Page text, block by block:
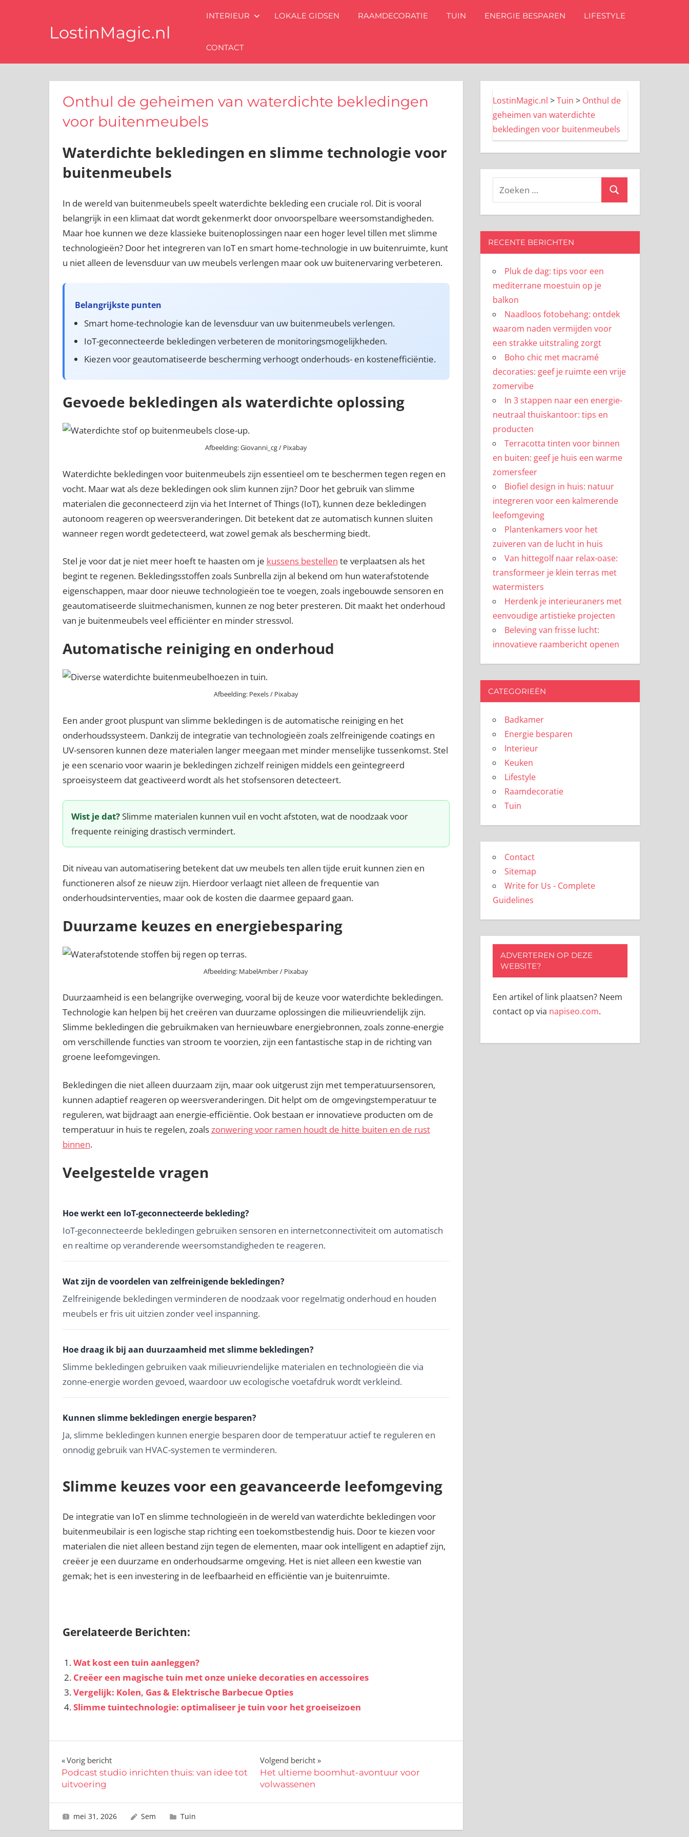
LostinMagic.nl
voor
interieur
beste
interieurstyling
INTERIEUR LOKALE GIDSEN RAAMDECORATIE TUIN ENERGIE BESPAREN LIFESTYLE
CONTACT
Onthul de geheimen van waterdichte bekledingen
voor buitenmeubels
Waterdichte bekledingen en slimme technologie voor
buitenmeubels
In de wereld van buitenmeubels speelt waterdichte bekleding een cruciale rol. Dit is vooral
belangrijk in een klimaat dat wordt gekenmerkt door onvoorspelbare weersomstandigheden.
Maar hoe kunnen we deze klassieke buitenoplossingen naar een hoger level tillen met slimme
technologieën? Door het integreren van IoT en smart home-technologie in uw buitenruimte, kunt
u niet alleen de levensduur van uw meubels verlengen maar ook uw buitenervaring verbeteren.
Belangrijkste punten
Smart home-technologie kan de levensduur van uw buitenmeubels verlengen.
IoT-geconnecteerde bekledingen verbeteren de monitoringsmogelijkheden.
Kiezen voor geautomatiseerde bescherming verhoogt onderhouds- en kostenefficiëntie.
Gevoede bekledingen als waterdichte oplossing
Afbeelding: Giovanni_cg / Pixabay
Waterdichte bekledingen voor buitenmeubels zijn essentieel om te beschermen tegen regen en
vocht. Maar wat als deze bekledingen ook slim kunnen zijn? Door het gebruik van slimme
materialen die geconnecteerd zijn via het Internet of Things (IoT), kunnen deze bekledingen
autonoom reageren op weersveranderingen. Dit betekent dat ze automatisch kunnen sluiten
wanneer regen wordt gedetecteerd, wat zowel gemak als bescherming biedt.
Stel je voor dat je niet meer hoeft te haasten om je kussens bestellen te verplaatsen als het
begint te regenen. Bekledingsstoffen zoals Sunbrella zijn al bekend om hun waterafstotende
eigenschappen, maar door nieuwe technologieën toe te voegen, zoals ingebouwde sensoren en
geautomatiseerde sluitmechanismen, kunnen ze nog beter presteren. Dit maakt het onderhoud
van je buitenmeubels veel efficiënter en minder stressvol.
Automatische reiniging en onderhoud
Afbeelding: Pexels / Pixabay
Een ander groot pluspunt van slimme bekledingen is de automatische reiniging en het
onderhoudssysteem. Dankzij de integratie van technologieën zoals zelfreinigende coatings en
UV-sensoren kunnen deze materialen langer meegaan met minder menselijke tussenkomst. Stel
je een scenario voor waarin je bekledingen zichzelf reinigen middels een geïntegreerd
sproeisysteem dat geactiveerd wordt als het stofsensoren detecteert.
Wist je dat?Slimme materialen kunnen vuil en vocht afstoten, wat de noodzaak voor
frequente reiniging drastisch vermindert.
Dit niveau van automatisering betekent dat uw meubels ten allen tijde eruit kunnen zien en
functioneren alsof ze nieuw zijn. Hierdoor verlaagt niet alleen de frequentie van
onderhoudsinterventies, maar ook de kosten die daarmee gepaard gaan.
Duurzame keuzes en energiebesparing
Afbeelding: MabelAmber / Pixabay
Duurzaamheid is een belangrijke overweging, vooral bij de keuze voor waterdichte bekledingen.
Technologie kan helpen bij het creëren van duurzame oplossingen die milieuvriendelijk zijn.
Slimme bekledingen die gebruikmaken van hernieuwbare energiebronnen, zoals zonne-energie
om verschillende functies van stroom te voorzien, zijn een fantastische stap in de richting van
groene leefomgevingen.
Bekledingen die niet alleen duurzaam zijn, maar ook uitgerust zijn met temperatuursensoren,
kunnen adaptief reageren op weersveranderingen. Dit helpt om de omgevingstemperatuur te
reguleren, wat bijdraagt aan energie-efficiëntie. Ook bestaan er innovatieve producten om de
temperatuur in huis te regelen, zoalszonwering voor ramen houdt de hitte buiten en de rust
binnen.
Veelgestelde vragen
Hoe werkt een IoT-geconnecteerde bekleding?
IoT-geconnecteerde bekledingen gebruiken sensoren en internetconnectiviteit om automatisch
en realtime op veranderende weersomstandigheden te reageren.
Wat zijn de voordelen van zelfreinigende bekledingen?
Zelfreinigende bekledingen verminderen de noodzaak voor regelmatig onderhoud en houden
meubels er fris uit uitzien zonder veel inspanning.
Hoe draag ik bij aan duurzaamheid met slimme bekledingen?
Slimme bekledingen gebruiken vaak milieuvriendelijke materialen en technologieën die via
zonne-energie worden gevoed, waardoor uw ecologische voetafdruk wordt verkleind.
Kunnen slimme bekledingen energie besparen?
Ja, slimme bekledingen kunnen energie besparen door de temperatuur actief te reguleren en
onnodig gebruik van HVAC-systemen te verminderen.
Slimme keuzes voor een geavanceerde leefomgeving
De integratie van IoT en slimme technologieën in de wereld van waterdichte bekledingen voor
buitenmeubilair is een logische stap richting een toekomstbestendig huis. Door te kiezen voor
materialen die niet alleen bestand zijn tegen de elementen, maar ook intelligent en adaptief zijn,
creëer je een duurzame en onderhoudsarme omgeving. Het is niet alleen een kwestie van
gemak; het is een investering in de leefbaarheid en efficiëntie van je buitenruimte.
Gerelateerde Berichten:
Wat kost een tuin aanleggen?
Creëer een magische tuin met onze unieke decoraties en accessoires
Vergelijk: Kolen, Gas & Elektrische Barbecue Opties
Slimme tuintechnologie: optimaliseer je tuin voor het groeiseizoen
Bericht
navigatie
Vorig bericht
Podcast studio inrichten thuis: van idee tot
uitvoering
Volgend bericht
Het ultieme boomhut-avontuur voor
volwassenen
mei 31, 2026 Sem Tuin
LostinMagic.nl >Tuin > Onthul de
geheimen van waterdichte
bekledingen voor buitenmeubels
Zoeken
Zoeken
RECENTE BERICHTEN
Pluk de dag: tips voor een
mediterrane moestuin op je
balkon
Naadloos fotobehang: ontdek
waarom naden vermijden voor
een strakke uitstraling zorgt
Boho chic met macramé
decoraties: geef je ruimte een vrije
zomervibe
In 3 stappen naar een energie-
neutraal thuiskantoor: tips en
producten
Terracotta tinten voor binnen
en buiten: geef je huis een warme
zomersfeer
Biofiel design in huis: natuur
integreren voor een kalmerende
leefomgeving
Plantenkamers voor het
zuiveren van de lucht in huis
Van hittegolf naar relax-oase:
transformeer je klein terras met
watermisters
Herdenk je interieuraners met
eenvoudige artistieke projecten
Beleving van frisse lucht:
innovatieve raambericht openen
CATEGORIEËN
Badkamer
Energie besparen
Interieur
Keuken
Lifestyle
Raamdecoratie
Tuin
Contact
Sitemap
Write for Us - Complete
Guidelines
ADVERTEREN OP DEZE
WEBSITE?
Een artikel of link plaatsen? Neem
contact op via napiseo.com.